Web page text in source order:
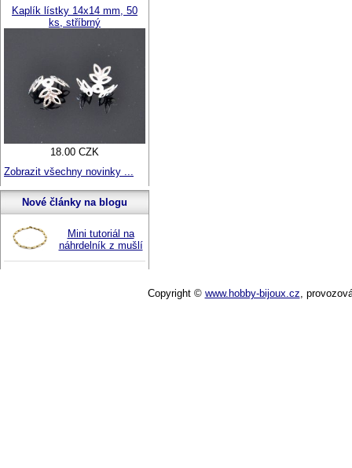
Kaplík lístky 14x14 mm, 50
ks, stříbrný
18.00 CZK
Zobrazit všechny novinky ...
Nové články na blogu
Mini tutoriál na
náhrdelník z mušlí
Copyright © www.hobby-bijoux.cz